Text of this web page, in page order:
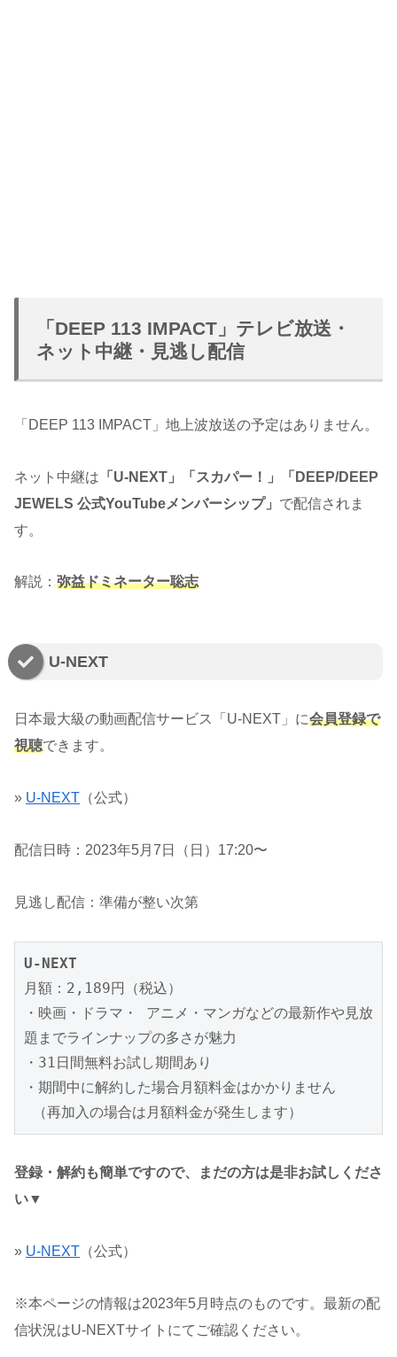
「DEEP 113 IMPACT」テレビ放送・
ネット中継・見逃し配信
「DEEP 113 IMPACT」地上波放送の予定はありません。
ネット中継は 「U-NEXT」「スカパー！」「DEEP/DEEP
JEWELS 公式YouTubeメンバーシップ」 で配信されま
す。
解説： 弥益ドミネーター聡志
U-NEXT
日本最大級の動画配信サービス「U-NEXT」に会員登録で
視聴できます。
» U-NEXT （公式）
配信日時：2023年5月7日（日）17:20〜
見逃し配信：準備が整い次第
U-NEXT
月額：2,189円（税込）
・映画・ドラマ・ アニメ・マンガなどの最新作や見放
題までラインナップの多さが魅力
・31日間無料お試し期間あり
・期間中に解約した場合月額料金はかかりません
（再加入の場合は月額料金が発生します）
登録・解約も簡単ですので、まだの方は是非お試しくださ
い▼
» U-NEXT （公式）
※本ページの情報は2023年5月時点のものです。最新の配
信状況はU-NEXTサイトにてご確認ください。